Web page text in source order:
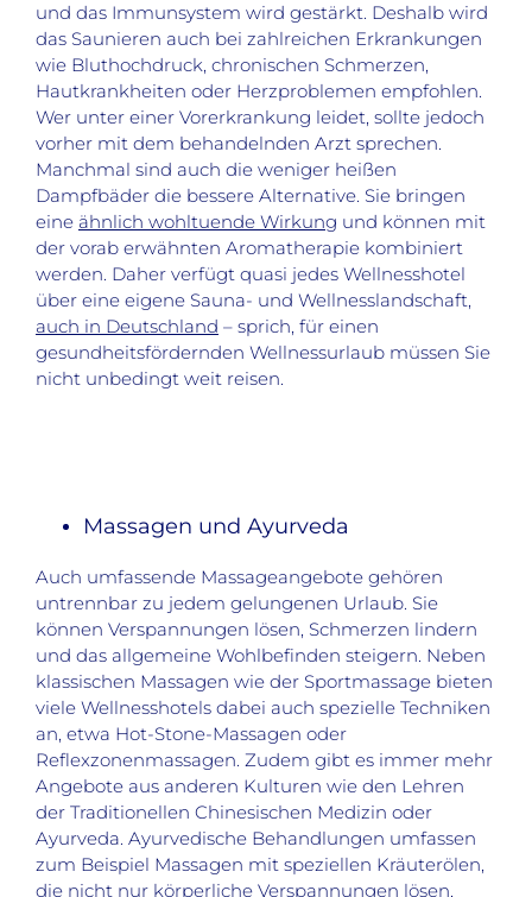
und das Immunsystem wird gestärkt. Deshalb wird
das Saunieren auch bei zahlreichen Erkrankungen
wie Bluthochdruck, chronischen Schmerzen,
Hautkrankheiten oder Herzproblemen empfohlen.
Wer unter einer Vorerkrankung leidet, sollte jedoch
vorher mit dem behandelnden Arzt sprechen.
Manchmal sind auch die weniger heißen
Dampfbäder die bessere Alternative. Sie bringen
eine ähnlich wohltuende Wirkung und können mit
der vorab erwähnten Aromatherapie kombiniert
werden. Daher verfügt quasi jedes Wellnesshotel
über eine eigene Sauna- und Wellnesslandschaft,
auch in Deutschland – sprich, für einen
gesundheitsfördernden Wellnessurlaub müssen Sie
nicht unbedingt weit reisen.
Massagen und Ayurveda
Auch umfassende Massageangebote gehören
untrennbar zu jedem gelungenen Urlaub. Sie
können Verspannungen lösen, Schmerzen lindern
und das allgemeine Wohlbefinden steigern. Neben
klassischen Massagen wie der Sportmassage bieten
viele Wellnesshotels dabei auch spezielle Techniken
an, etwa Hot-Stone-Massagen oder
Reflexzonenmassagen. Zudem gibt es immer mehr
Angebote aus anderen Kulturen wie den Lehren
der Traditionellen Chinesischen Medizin oder
Ayurveda. Ayurvedische Behandlungen umfassen
zum Beispiel Massagen mit speziellen Kräuterölen,
die nicht nur körperliche Verspannungen lösen,